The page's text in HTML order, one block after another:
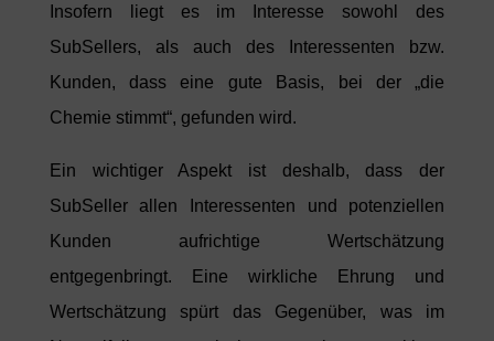
Insofern liegt es im Interesse sowohl des
SubSellers, als auch des Interessenten bzw.
Kunden, dass eine gute Basis, bei der „die
Chemie stimmt“, gefunden wird.
Ein wichtiger Aspekt ist deshalb, dass der
SubSeller allen Interessenten und potenziellen
Kunden aufrichtige Wertschätzung
entgegenbringt. Eine wirkliche Ehrung und
Wertschätzung spürt das Gegenüber, was im